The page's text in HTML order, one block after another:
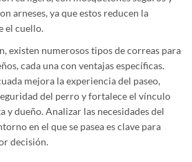
arneses, ya que estos reducen la
el cuello.
existen numerosos tipos de correas para
cada una con ventajas específicas.
mejora la experiencia del paseo,
del perro y fortalece el vínculo
y dueño. Analizar las necesidades del
en el que se pasea es clave para
decisión.